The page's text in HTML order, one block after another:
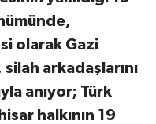
olarak Gazi
arkadaşlarını
anıyor; Türk
halkının 19